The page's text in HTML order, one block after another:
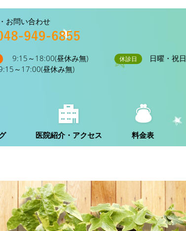
お問い合わせ
9:15～18:00(昼休み無)
～17:00(昼休み無)
休診日 日曜・祝日
医院紹介・アクセス 料金表